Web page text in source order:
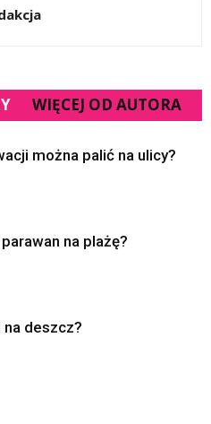
WIĘCEJ OD AUTORA
można palić na ulicy?
na plażę?
deszcz?